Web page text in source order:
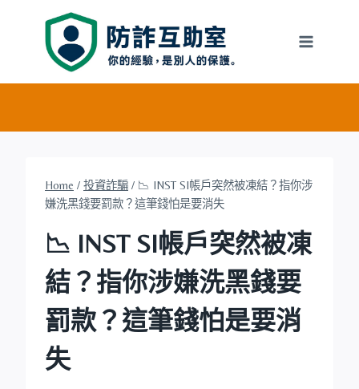
Home / 投資詐騙 / 📉 INST SI帳戶突然被凍結？指你涉
嫌洗黑錢要罰款？這筆錢怕是要消失
📉 INST SI帳戶突然被凍
結？指你涉嫌洗黑錢要
罰款？這筆錢怕是要消
失